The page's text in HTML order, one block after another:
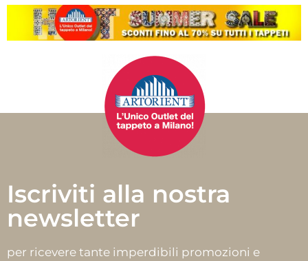
Iscriviti alla nostra
newsletter
per ricevere tante imperdibili promozioni e